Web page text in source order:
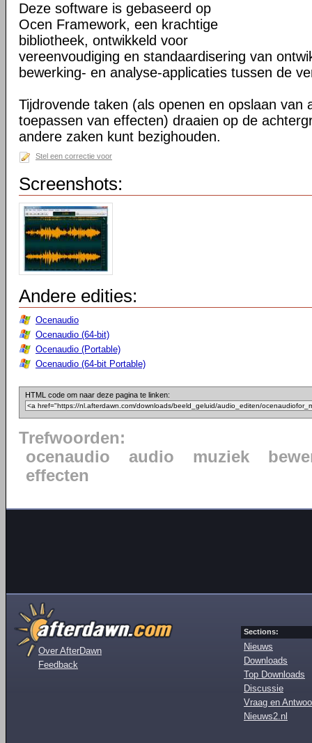
Deze software is gebaseerd op
Ocen Framework, een krachtige
bibliotheek, ontwikkeld voor
vereenvoudiging en standaardisering van
bewerking- en analyse-applicaties tussen de
Tijdrovende taken (als openen en opslaan van
toepassen van effecten) draaien op de
andere zaken kunt bezighouden.
Stel een correctie voor
Screenshots:
Andere edities:
Ocenaudio
Ocenaudio (64-bit)
Ocenaudio (Portable)
Ocenaudio (64-bit Portable)
HTML code om naar deze pagina te linken:
Trefwoorden:
ocenaudio
audio muziek
effecten
Over AfterDawn
Feedback
Sections:
Nieuws
Downloads
Top Downloads
Discussie
Vraag en
Nieuws2.nl